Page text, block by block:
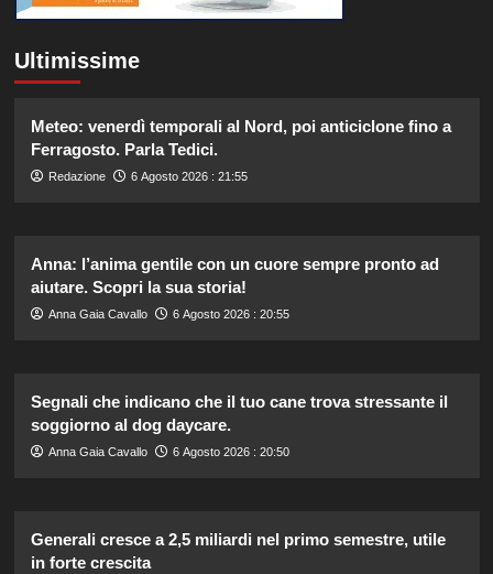
Ultimissime
Meteo: venerdì temporali al Nord, poi anticiclone fino a
Ferragosto. Parla Tedici.
Redazione 6 Agosto 2026 : 21:55
Anna: l’anima gentile con un cuore sempre pronto ad
aiutare. Scopri la sua storia!
Anna Gaia Cavallo 6 Agosto 2026 : 20:55
Segnali che indicano che il tuo cane trova stressante il
soggiorno al dog daycare.
Anna Gaia Cavallo 6 Agosto 2026 : 20:50
Generali cresce a 2,5 miliardi nel primo semestre, utile
in forte crescita